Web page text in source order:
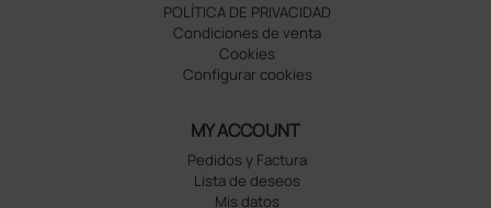
POLÍTICA DE PRIVACIDAD
Condiciones de venta
Cookies
Configurar cookies
MY ACCOUNT
Pedidos y Factura
Lista de deseos
Mis datos